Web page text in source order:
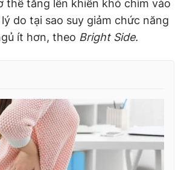
thể tăng lên khiến khó chìm vào
do tại sao suy giảm chức năng
ít hơn, theo Bright Side.